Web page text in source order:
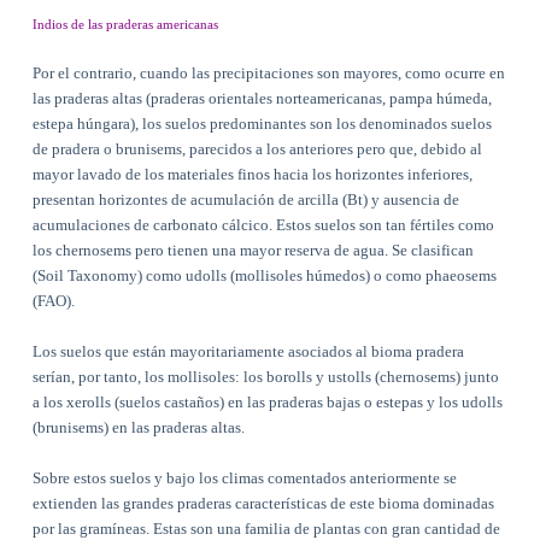
Indios de las praderas americanas
Por el contrario, cuando las precipitaciones son mayores, como ocurre en
las praderas altas (praderas orientales norteamericanas, pampa húmeda,
estepa húngara), los suelos predominantes son los denominados suelos
de pradera o brunisems, parecidos a los anteriores pero que, debido al
mayor lavado de los materiales finos hacia los horizontes inferiores,
presentan horizontes de acumulación de arcilla (Bt) y ausencia de
acumulaciones de carbonato cálcico. Estos suelos son tan fértiles como
los chernosems pero tienen una mayor reserva de agua. Se clasifican
(Soil Taxonomy) como udolls (mollisoles húmedos) o como phaeosems
(FAO).
Los suelos que están mayoritariamente asociados al bioma pradera
serían, por tanto, los mollisoles: los borolls y ustolls (chernosems) junto
a los xerolls (suelos castaños) en las praderas bajas o estepas y los udolls
(brunisems) en las praderas altas.
Sobre estos suelos y bajo los climas comentados anteriormente se
extienden las grandes praderas características de este bioma dominadas
por las gramíneas. Estas son una familia de plantas con gran cantidad de